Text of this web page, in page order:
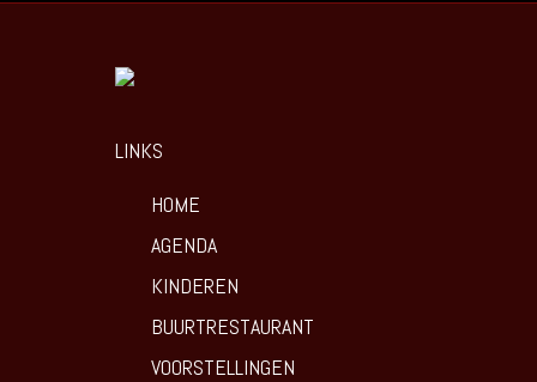
LINKS
HOME
AGENDA
KINDEREN
BUURTRESTAURANT
VOORSTELLINGEN